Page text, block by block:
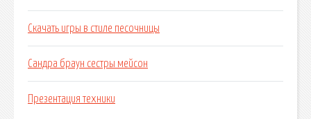
Скачать игры в стиле песочницы
Сандра браун сестры мейсон
Презентация техники